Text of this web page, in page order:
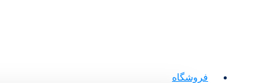
فروشگاه